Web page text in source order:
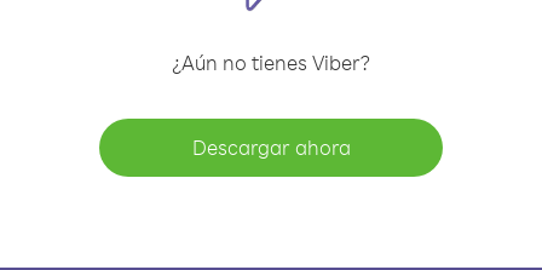
¿Aún no tienes Viber?
Descargar ahora